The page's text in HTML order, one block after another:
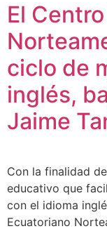
El
ciclo de
inglés,
Jaime
Con la finalidad
educativo que
con el idioma
Ecuatoriano